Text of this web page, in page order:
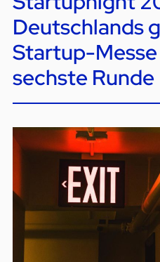
Deutschlands
Startup-
sechste Runde